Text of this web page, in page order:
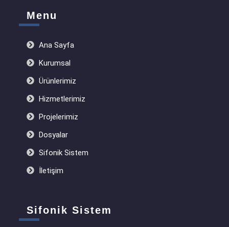
Menu
Ana Sayfa
Kurumsal
Ürünlerimiz
Hizmetlerimiz
Projelerimiz
Dosyalar
Sifonik Sistem
İletişim
Sifonik Sistem